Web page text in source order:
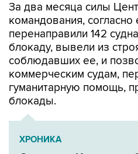
За два месяца силы
командования,
перенаправили 142
блокаду, вывели из
соблюдавших ее, и
коммерческим судам,
гуманитарную помощь,
блокады.
ХРОНИКА